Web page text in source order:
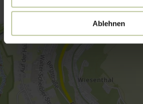
Ablehnen